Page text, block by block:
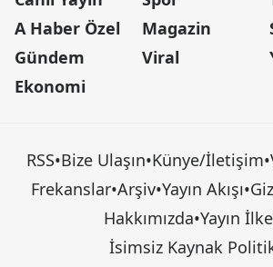
A Haber Özel
Gündem
Ekonomi
Magazin
Viral
RSS•Bize Ulaşın•Künye/İletişim•
Frekanslar•Arşiv•Yayın Akışı•
Hakkımızda•Yayın
İsimsiz Kaynak